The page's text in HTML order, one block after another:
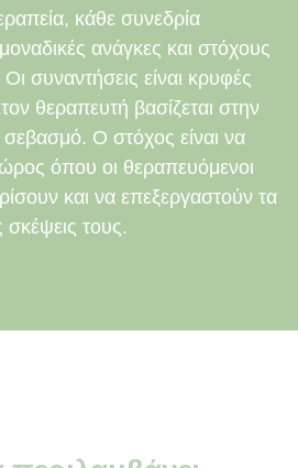
κάθε συνεδρία
ανάγκες και στόχους
συναντήσεις είναι κρυφές
θεραπευτή βασίζεται στην
σεβασμό. Ο στόχος είναι να
όπου οι θεραπευόμενοι
και να επεξεργαστούν τα
σκέψεις τους.